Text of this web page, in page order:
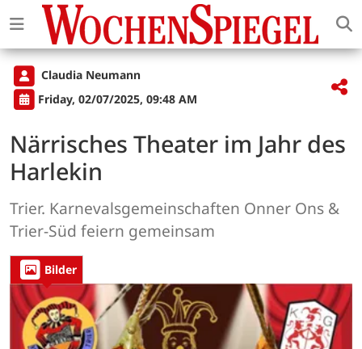
Claudia Neumann
Friday, 02/07/2025, 09:48 AM
Närrisches Theater im Jahr des
Harlekin
Trier. Karnevalsgemeinschaften Onner Ons &
Trier-Süd feiern gemeinsam
Bilder